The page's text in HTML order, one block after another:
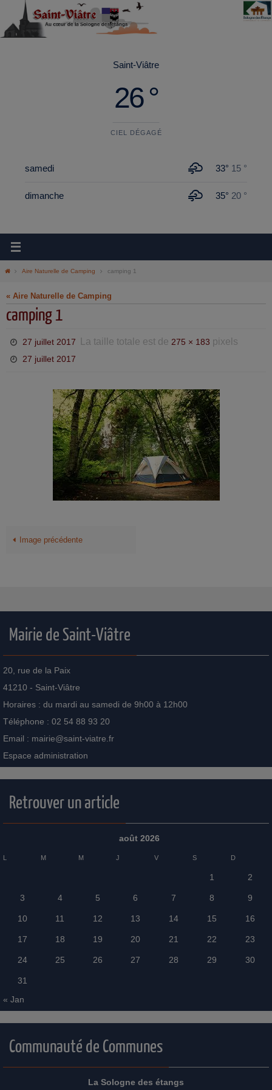
principal
Saint-Viâtre
26 °
CIEL DÉGAGÉ
samedi 33° 15 °
dimanche 35° 20 °
Aire Naturelle de Camping camping 1
« Aire Naturelle de Camping
camping 1
27 juillet 2017 La taille totale est de 275 × 183 pixels
27 juillet 2017
Image précédente
Mairie de Saint-Viâtre
20, rue de la Paix
41210 - Saint-Viâtre
Horaires : du mardi au samedi de 9h00 à 12h00
Téléphone : 02 54 88 93 20
Email : mairie@saint-viatre.fr
Espace administration
Retrouver un article
août 2026
L M M J V S D
1 2
3 4 5 6 7 8 9
10 11 12 13 14 15 16
17 18 19 20 21 22 23
24 25 26 27 28 29 30
31
« Jan
Communauté de Communes
La Sologne des étangs